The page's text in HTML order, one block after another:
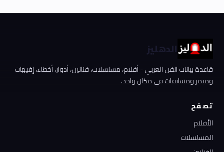
الدهليز
قاعدة بيانات الفن العربي - أفلام، مسلسلات، فنانين، أدوار، أخطاء، إفيهات
وميمز ومسابقات في مكان واحد.
تصفح
الأفلام
المسلسلات